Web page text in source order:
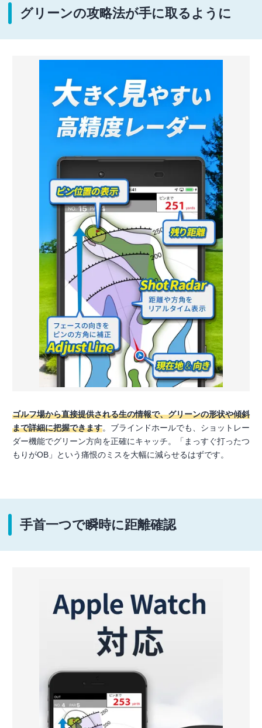
グリーンの攻略法が手に取るように
ゴルフ場から直接提供される生の情報で、グリーンの形状や傾斜
まで詳細に把握できます。ブラインドホールでも、ショットレー
ダー機能でグリーン方向を正確にキャッチ。「まっすぐ打ったつ
もりがOB」という痛恨のミスを大幅に減らせるはずです。
手首一つで瞬時に距離確認